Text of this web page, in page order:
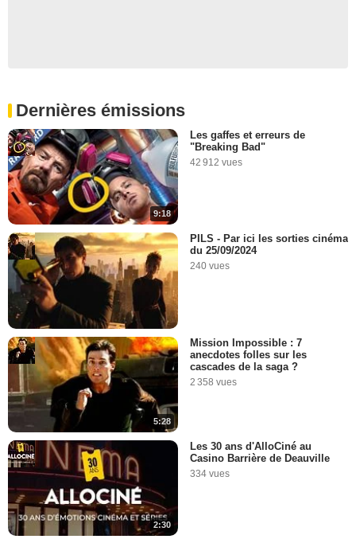
Dernières émissions
9:18
Les gaffes et erreurs de
"Breaking Bad"
42 912 vues
PILS - Par ici les sorties cinéma
du 25/09/2024
240 vues
5:28
Mission Impossible : 7
anecdotes folles sur les
cascades de la saga ?
2 358 vues
2:30
Les 30 ans d'AlloCiné au
Casino Barrière de Deauville
334 vues